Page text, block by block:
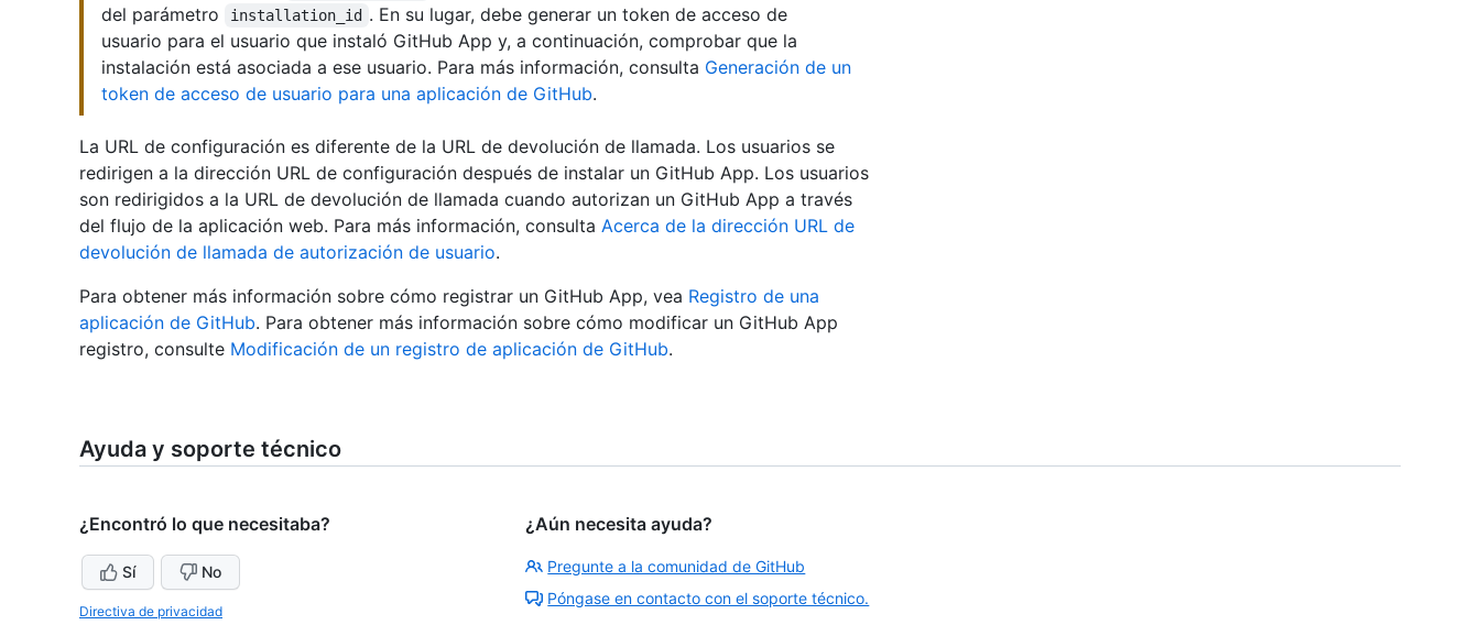
del parámetro
installation_id . En su lugar, debe generar un token de acceso de
usuario para el usuario que instaló GitHub App y, a continuación, comprobar que la
instalación está asociada a ese usuario. Para más información, consulta Generación de un
token de acceso de usuario para una aplicación de GitHub.
La URL de configuración es diferente de la URL de devolución de llamada. Los usuarios se
redirigen a la dirección URL de configuración después de instalar un GitHub App. Los usuarios
son redirigidos a la URL de devolución de llamada cuando autorizan un GitHub App a través
del flujo de la aplicación web. Para más información, consulta Acerca de la dirección URL de
devolución de llamada de autorización de usuario.
Para obtener más información sobre cómo registrar un GitHub App, vea Registro de una
aplicación de GitHub. Para obtener más información sobre cómo modificar un GitHub App
registro, consulte Modificación de un registro de aplicación de GitHub.
Ayuda y soporte técnico
¿Encontró lo que necesitaba?
Sí No
Directiva de privacidad
¿Aún necesita ayuda?
Pregunte a la comunidad de GitHub
Póngase en contacto con el soporte técnico.